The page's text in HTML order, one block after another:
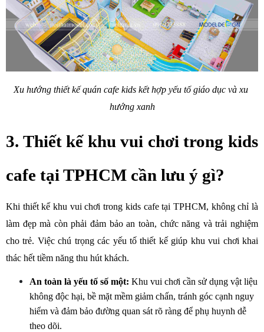
Xu hướng thiết kế quán cafe kids kết hợp yếu tố giáo dục và xu
hướng xanh
3. Thiết kế khu vui chơi trong kids
cafe tại TPHCM cần lưu ý gì?
Khi thiết kế khu vui chơi trong kids cafe tại TPHCM, không chỉ là
làm đẹp mà còn phải đảm bảo an toàn, chức năng và trải nghiệm
cho trẻ. Việc chú trọng các yếu tố thiết kế giúp khu vui chơi khai
thác hết tiềm năng thu hút khách.
An toàn là yếu tố số một: Khu vui chơi cần sử dụng vật liệu
không độc hại, bề mặt mềm giảm chấn, tránh góc cạnh nguy
hiểm và đảm bảo đường quan sát rõ ràng để phụ huynh dễ
theo dõi.